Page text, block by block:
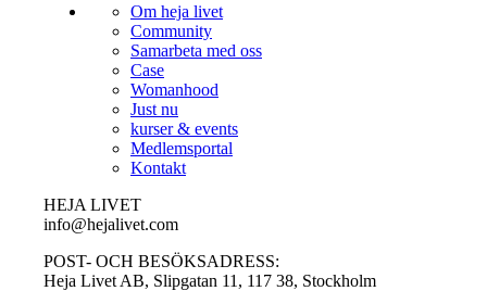
Om heja livet
Community
Samarbeta med oss
Case
Womanhood
Just nu
kurser & events
Medlemsportal
Kontakt
HEJA LIVET
info@hejalivet.com
POST- OCH BESÖKSADRESS:
Heja Livet AB, Slipgatan 11, 117 38, Stockholm